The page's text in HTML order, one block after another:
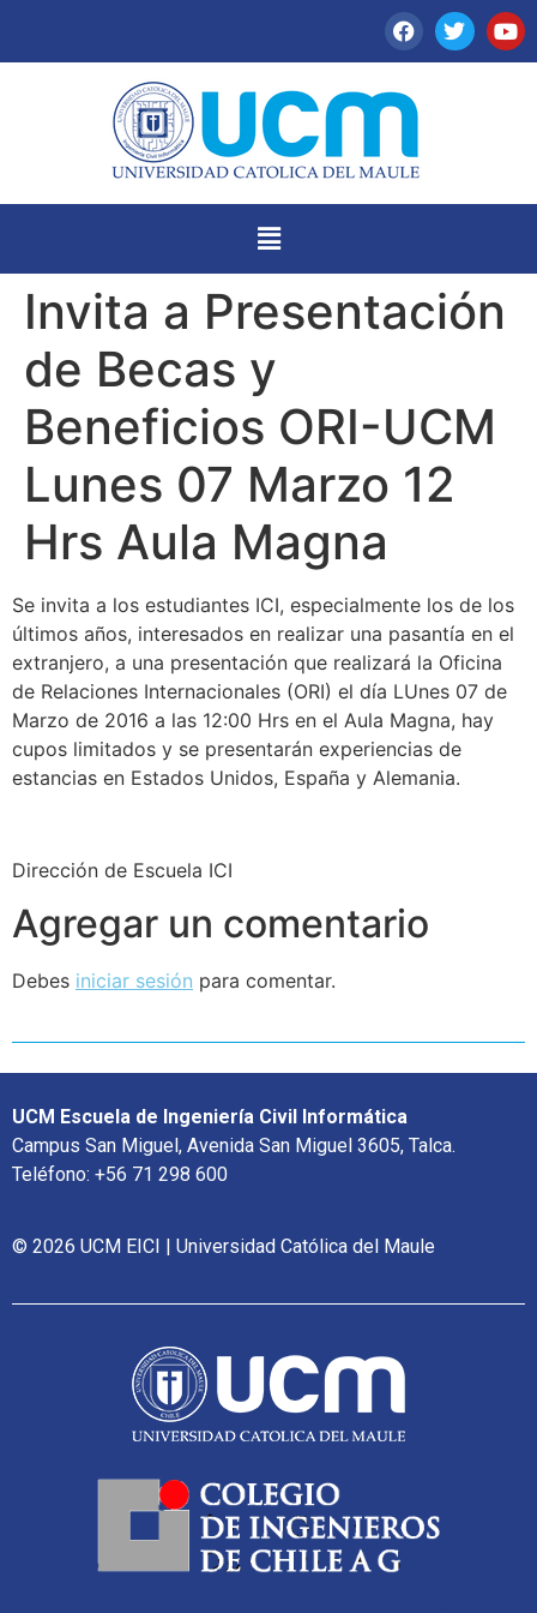
Invita a Presentación
de Becas y
Beneficios ORI-UCM
Lunes 07 Marzo 12
Hrs Aula Magna
Se invita a los estudiantes ICI, especialmente los de los
últimos años, interesados en realizar una pasantía en el
extranjero, a una presentación que realizará la Oficina
de Relaciones Internacionales (ORI) el día LUnes 07 de
Marzo de 2016 a las 12:00 Hrs en el Aula Magna, hay
cupos limitados y se presentarán experiencias de
estancias en Estados Unidos, España y Alemania.
Dirección de Escuela ICI
Agregar un comentario
Debes iniciar sesión para comentar.
UCM Escuela de Ingeniería Civil Informática
Campus San Miguel, Avenida San Miguel 3605, Talca.
Teléfono: +56 71 298 600
© 2026 UCM EICI | Universidad Católica del Maule